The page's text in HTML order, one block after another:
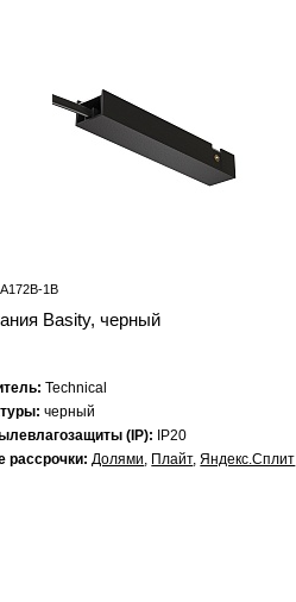
1B
Basity, черный
Technical
черный
(IP):
IP20
рассрочки:Долями, Плайт,Яндекс.Сплит